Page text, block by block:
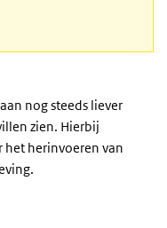
nog steeds liever
zien. Hierbij
het herinvoeren van